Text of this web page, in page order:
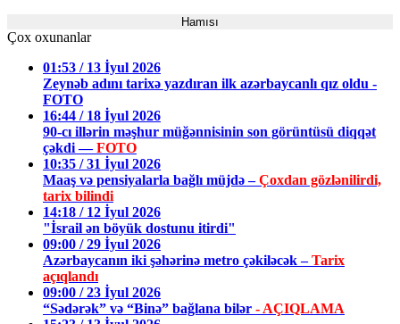
Hamısı
Çox oxunanlar
01:53 / 13 İyul 2026
Zeynəb adını tarixə yazdıran ilk azərbaycanlı qız oldu -
FOTO
16:44 / 18 İyul 2026
90-cı illərin məşhur müğənnisinin son görüntüsü diqqət
çəkdi —FOTO
10:35 / 31 İyul 2026
Maaş və pensiyalarla bağlı müjdə –Çoxdan gözlənilirdi,
tarix bilindi
14:18 / 12 İyul 2026
"İsrail ən böyük dostunu itirdi"
09:00 / 29 İyul 2026
Azərbaycanın iki şəhərinə metro çəkiləcək –Tarix
açıqlandı
09:00 / 23 İyul 2026
“Sədərək” və “Binə” bağlana bilər - AÇIQLAMA